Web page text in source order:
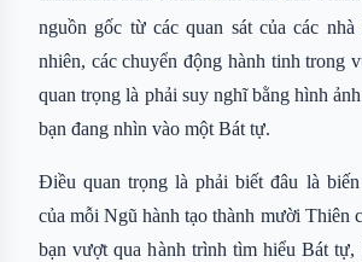
nguồn gốc từ các quan sát của các
nhiên, các chuyển động hành tinh trong
quan trọng là phải suy nghĩ bằng hình
bạn đang nhìn vào một Bát tự.
Điều quan trọng là phải biết đâu là
của mỗi Ngũ hành tạo thành mười Thiên
bạn vượt qua hành trình tìm hiểu Bát tự,